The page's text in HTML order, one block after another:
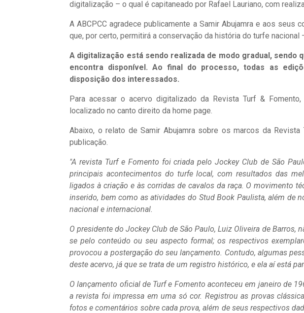
digitalização – o qual é capitaneado por Rafael Lauriano, com
A ABCPCC agradece publicamente a Samir Abujamra e aos seus
que, por certo, permitirá a conservação da história do turfe
A digitalização está sendo realizada de modo gradual, sendo
encontra disponível. Ao final do processo, todas as
disposição dos interessados.
Para acessar o acervo digitalizado da Revista Turf & Fomento,
localizado no canto direito da home page.
Abaixo, o relato de Samir Abujamra sobre os marcos da
publicação.
"A revista Turf e Fomento foi criada pelo Jockey Club de São
principais acontecimentos do turfe local, com resultados das
ligados à criação e às corridas de cavalos da raça. O movimento
inserido, bem como as atividades do Stud Book Paulista, além de
nacional e internacional.
O presidente do Jockey Club de São Paulo, Luiz Oliveira de Barros,
se pelo conteúdo ou seu aspecto formal; os respectivos
provocou a postergação do seu lançamento. Contudo, algumas
deste acervo, já que se trata de um registro histórico, e ela aí está
O lançamento oficial de Turf e Fomento aconteceu em janeiro de
a revista foi impressa em uma só cor. Registrou as provas
fotos e comentários sobre cada prova, além de seus respectivos